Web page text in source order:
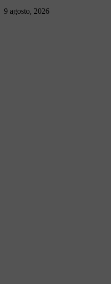
9 agosto, 2026